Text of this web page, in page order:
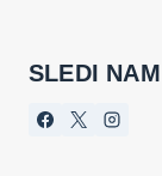
SLEDI NAM